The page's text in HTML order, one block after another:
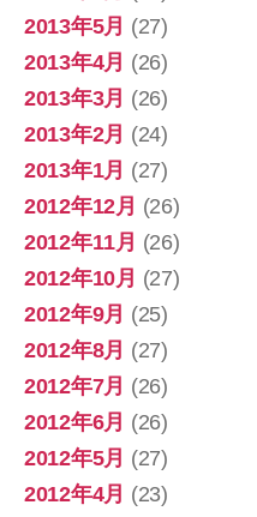
2013年5月 (27)
2013年4月 (26)
2013年3月 (26)
2013年2月 (24)
2013年1月 (27)
2012年12月 (26)
2012年11月 (26)
2012年10月 (27)
2012年9月 (25)
2012年8月 (27)
2012年7月 (26)
2012年6月 (26)
2012年5月 (27)
2012年4月 (23)